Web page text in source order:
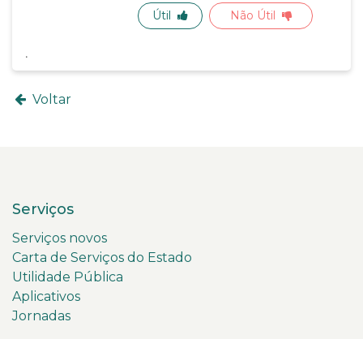
Útil Não Útil
Voltar
Serviços
Serviços novos
Carta de Serviços do Estado
Utilidade Pública
Aplicativos
Jornadas